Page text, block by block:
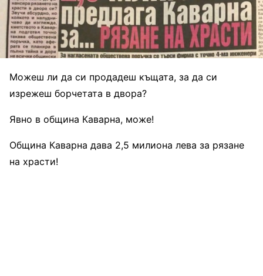
Можеш ли да си продадеш къщата, за да си
изрежеш борчетата в двора?
Явно в община Каварна, може!
Община Каварна дава 2,5 милиона лева за рязане
на храсти!